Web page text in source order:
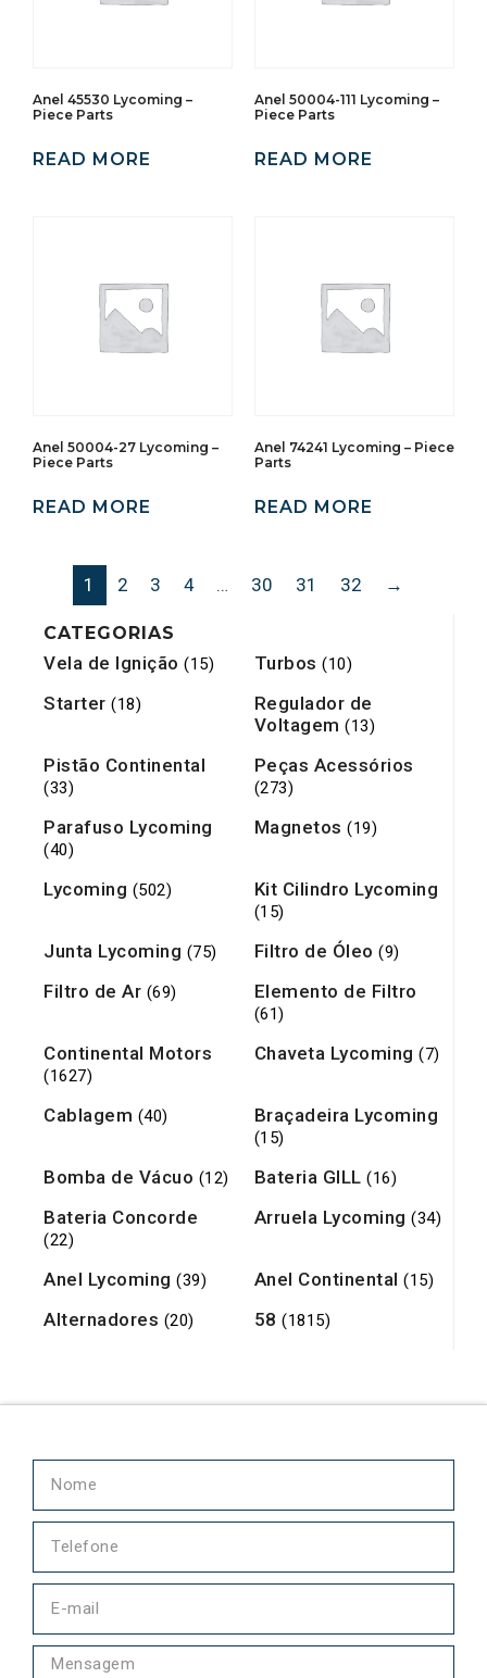
CATEGORIAS
Vela de Ignição (15) Turbos (10)
Starter (18)
Regulador de
Voltagem (13)
Pistão Continental
(33)
Peças Acessórios
(273)
Parafuso Lycoming
(40)
Magnetos (19)
Lycoming (502) Kit Cilindro Lycoming
(15)
Junta Lycoming (75) Filtro de Óleo (9)
Filtro de Ar (69) Elemento de Filtro
(61)
Continental Motors
(1627)
Chaveta Lycoming (7)
Cablagem (40) Braçadeira Lycoming
(15)
Bomba de Vácuo (12) Bateria GILL (16)
Bateria Concorde
(22)
Arruela Lycoming (34)
Anel Lycoming (39) Anel Continental (15)
Alternadores (20) 58 (1815)
Anel 45530 Lycoming –
Piece Parts
READ MORE
Anel 50004-111 Lycoming –
Piece Parts
READ MORE
Anel 50004-27 Lycoming –
Piece Parts
READ MORE
Anel 74241 Lycoming – Piece
Parts
READ MORE
1 2 3 4 … 30 31 32 →